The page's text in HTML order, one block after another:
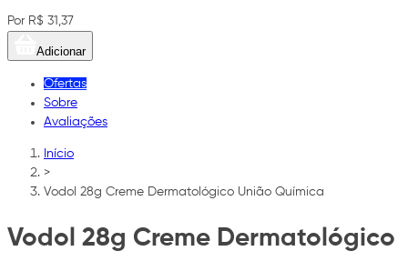
Por R$ 31,37
Adicionar
Ofertas
Sobre
Avaliações
Início
>
Vodol 28g Creme Dermatológico União Química
Vodol 28g Creme Dermatológico